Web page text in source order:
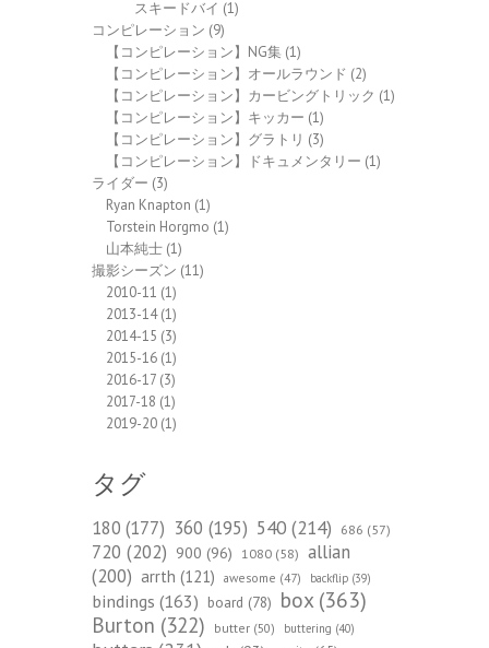
スキードバイ (1)
コンピレーション (9)
【コンピレーション】NG集 (1)
【コンピレーション】オールラウンド (2)
【コンピレーション】カービングトリック (1)
【コンピレーション】キッカー (1)
【コンピレーション】グラトリ (3)
【コンピレーション】ドキュメンタリー (1)
ライダー (3)
Ryan Knapton (1)
Torstein Horgmo (1)
山本純士 (1)
撮影シーズン (11)
2010-11 (1)
2013-14(1)
2014-15 (3)
2015-16 (1)
2016-17 (3)
2017-18 (1)
2019-20 (1)
タグ
180 (177) 360 (195) 540 (214) 686 (57)
720 (202) 900 (96) 1080 (58) allian
(200) arrth (121) awesome (47) backflip (39)
bindings (163) board (78) box(363)
Burton (322) butter (50) buttering (40)